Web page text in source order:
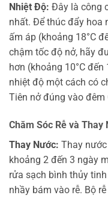
Nhiệt Độ: Đây là công
nhất. Để thúc đẩy hoa
ấm áp (khoảng 18°C
chậm tốc độ nở, hãy
hơn (khoảng 10°C
nhiệt độ một cách có
Tiên nở đúng vào đêm
Chăm Sóc Rễ và Thay
Thay Nước: Thay
khoảng 2 đến 3 ngày
rửa sạch bình thủy
nhầy bám vào rễ. Bộ